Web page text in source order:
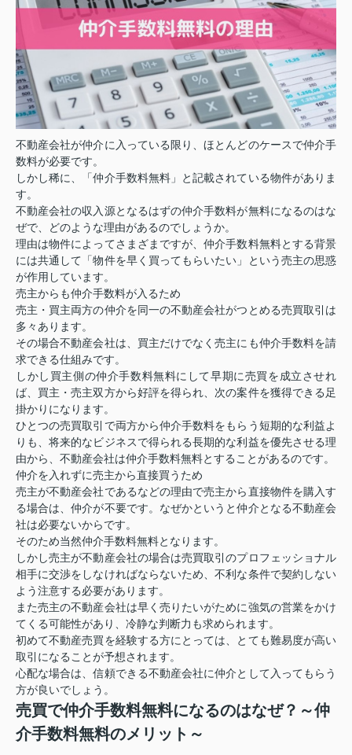
不動産会社が仲介に入っている限り、ほとんどのケースで仲介手
数料が必要です。
しかし稀に、「仲介手数料無料」と記載されている物件がありま
す。
不動産会社の収入源となるはずの仲介手数料が無料になるのはな
ぜで、どのような理由があるのでしょうか。
理由は物件によってさまざまですが、仲介手数料無料とする背景
には共通して「物件を早く買ってもらいたい」という売主の思惑
が作用しています。
売主からも仲介手数料が入るため
売主・買主両方の仲介を同一の不動産会社がつとめる売買取引は
多々あります。
その場合不動産会社は、買主だけでなく売主にも仲介手数料を請
求できる仕組みです。
しかし買主側の仲介手数料無料にして早期に売買を成立させれ
ば、買主・売主双方から好評を得られ、次の案件を獲得できる足
掛かりになります。
ひとつの売買取引で両方から仲介手数料をもらう短期的な利益よ
りも、将来的なビジネスで得られる長期的な利益を優先させる理
由から、不動産会社は仲介手数料無料とすることがあるのです。
仲介を入れずに売主から直接買うため
売主が不動産会社であるなどの理由で売主から直接物件を購入す
る場合は、仲介が不要です。なぜかというと仲介となる不動産会
社は必要ないからです。
そのため当然仲介手数料無料となります。
しかし売主が不動産会社の場合は売買取引のプロフェッショナル
相手に交渉をしなければならないため、不利な条件で契約しない
よう注意する必要があります。
また売主の不動産会社は早く売りたいがために強気の営業をかけ
てくる可能性があり、冷静な判断力も求められます。
初めて不動産売買を経験する方にとっては、とても難易度が高い
取引になることが予想されます。
心配な場合は、信頼できる不動産会社に仲介として入ってもらう
方が良いでしょう。
売買で仲介手数料無料になるのはなぜ？～仲
介手数料無料のメリット～